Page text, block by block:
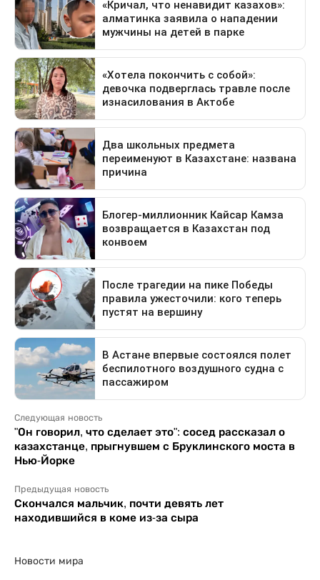
Следующая новость
"Он говорил, что сделает это": сосед рассказал о
казахстанце, прыгнувшем с Бруклинского моста в
Нью-Йорке
Предыдущая новость
Скончался мальчик, почти девять лет
находившийся в коме из-за сыра
Новости мира